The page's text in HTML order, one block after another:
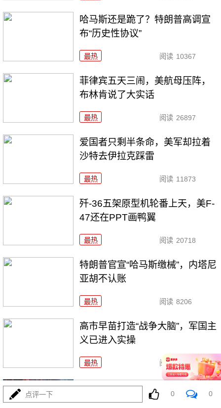
哈马斯还是跪了？特朗普高调宣
布“历史性协议”
最热 阅读 10367
菲律宾五天三闹，美航母压阵，
布林肯说了大实话
最热 阅读 26897
爱国者只剩半条命，美军却拉着
沙特去伊拉克踩雷
最热 阅读 11873
歼-36五架原型机轮番上天，美F-
47还在PPT画鸭翼
最热 阅读 20718
特朗普官宣“哈马斯缴械”，内塔尼
亚胡不认账
最热 阅读 8206
高市早苗打造“战争大脑”，军国主
义已进入实操
最热 阅读 7624
报复来了！苏-57雷霆一击，
7000吨粮船沉海底
点评一下 0 0